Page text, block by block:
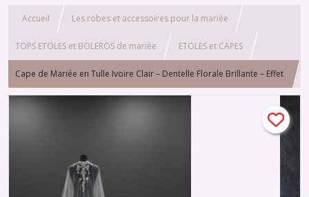
Accueil Les robes et accessoires pour la mariée
TOPS ETOLES et BOLEROS de mariée ETOLES et CAPES
Cape de Mariée en Tulle Ivoire Clair – Dentelle Florale Brillante – Effet
Traîne Élégant – Cape pour Robe de Mariée